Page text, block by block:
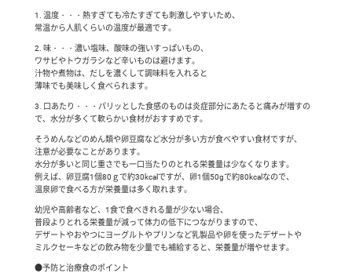
1. 温度・・・熱すぎても冷たすぎても刺激しやすいため、
常温から人肌くらいの温度が最適です。
2. 味・・・濃い塩味、酸味の強いすっぱいもの、
ワサビやトウガラシなど辛いものは避けます。
汁物や煮物は、だしを濃くして調味料を入れると
薄味でも美味しく食べられます。
3. 口あたり・・・パリッとした食感のものは炎症部分にあたると痛みが増すの
で、水分が多くて軟らかい食材がおすすめです。
そうめんなどのめん類や卵豆腐など水分が多い方が食べやすい食材ですが、
注意が必要なことがあります。
水分が多いと同じ重さでも一口当たりのとれる栄養量は少なくなります。
例えば、卵豆腐1個80ｇで約30kcalですが、卵1個50gで約80kcalなので、
温泉卵で食べる方が栄養量は多く取れます。
幼児や高齢者など、1食で食べきれる量が少ない場合、
普段よりとれる栄養量が減って体力の低下につながりますので、
デザートやおやつにヨーグルトやプリンなど乳製品や卵を使ったデザートや
ミルクセーキなどの飲み物を少量でも補給すると、栄養量が増やせます。
●予防と治療食のポイント